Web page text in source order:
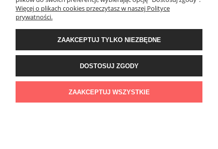
Creativa LPC-19M-LE Listwa przypodłogowa
DO KOSZYKA
Więcej o plikach cookies przeczytasz w naszej Polityce
prywatności.
ZAAKCEPTUJ TYLKO NIEZBĘDNE
DOSTOSUJ ZGODY
ZAAKCEPTUJ WSZYSTKIE